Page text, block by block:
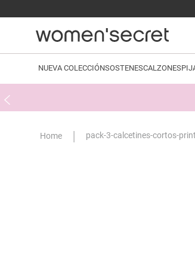
NUEVA COLECCIÓNSOSTENESCALZONES
pack-3-calcetines-cortos-